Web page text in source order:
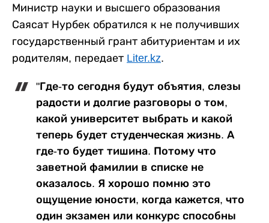
Министр науки и высшего образования
Саясат Нурбек обратился к не получивших
государственный грант абитуриентам и их
родителям, передает Liter.kz.
"Где-то сегодня будут объятия, слезы
радости и долгие разговоры о том,
какой университет выбрать и какой
теперь будет студенческая жизнь. А
где-то будет тишина. Потому что
заветной фамилии в списке не
оказалось. Я хорошо помню это
ощущение юности, когда кажется, что
один экзамен или конкурс способны